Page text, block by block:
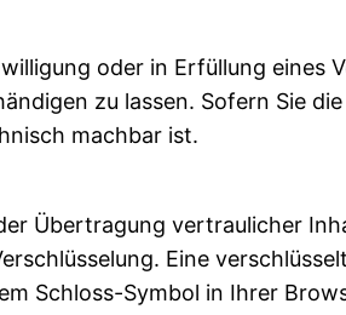
oder in Erfüllung
zu lassen. Sofern Sie
machbar ist.
Übertragung vertraulicher
Eine
Schloss-Symbol in Ihrer